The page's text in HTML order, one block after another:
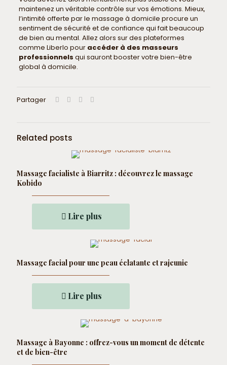
maintenez un véritable contrôle sur vos émotions. Mieux,
l’intimité offerte par le massage à domicile procure un
sentiment de sécurité et de confiance qui fait beaucoup
de bien au mental. Allez alors sur des plateformes
comme Liberlo pour accéder à des masseurs
professionnels qui sauront booster votre bien-être
global à domicile.
Partager
Related posts
Massage facialiste à Biarritz : découvrez le massage
Kobido
Lire plus
Massage facial pour une peau éclatante et rajeunie
Lire plus
Massage à Bayonne : offrez-vous un moment de détente
et de bien-être